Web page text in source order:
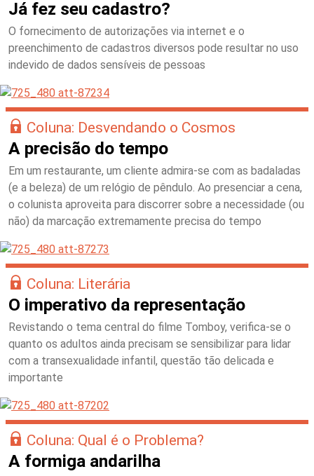
Já fez seu cadastro?
O fornecimento de autorizações via internet e o
preenchimento de cadastros diversos pode resultar no uso
indevido de dados sensíveis de pessoas
Coluna: Desvendando o Cosmos
A precisão do tempo
Em um restaurante, um cliente admira-se com as badaladas
(e a beleza) de um relógio de pêndulo. Ao presenciar a cena,
o colunista aproveita para discorrer sobre a necessidade (ou
não) da marcação extremamente precisa do tempo
Coluna: Literária
O imperativo da representação
Revistando o tema central do filme Tomboy, verifica-se o
quanto os adultos ainda precisam se sensibilizar para lidar
com a transexualidade infantil, questão tão delicada e
importante
Coluna: Qual é o Problema?
A formiga andarilha